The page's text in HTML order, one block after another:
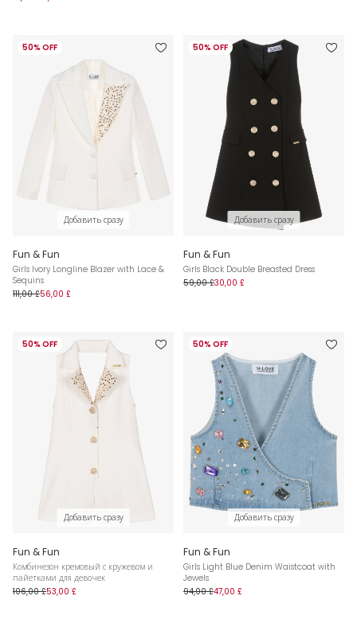
50% OFF
Добавить сразу
Fun & Fun
Girls Ivory Longline Blazer with Lace &
Sequins
111,00 £56,00 £
50% OFF
Добавить сразу
Fun & Fun
Girls Black Double Breasted Dress
59,00 £30,00 £
50% OFF
Добавить сразу
Fun & Fun
Комбинезон кремовый с кружевом и
пайетками для девочек
106,00 £53,00 £
50% OFF
Добавить сразу
Fun & Fun
Girls Light Blue Denim Waistcoat with
Jewels
94,00 £47,00 £